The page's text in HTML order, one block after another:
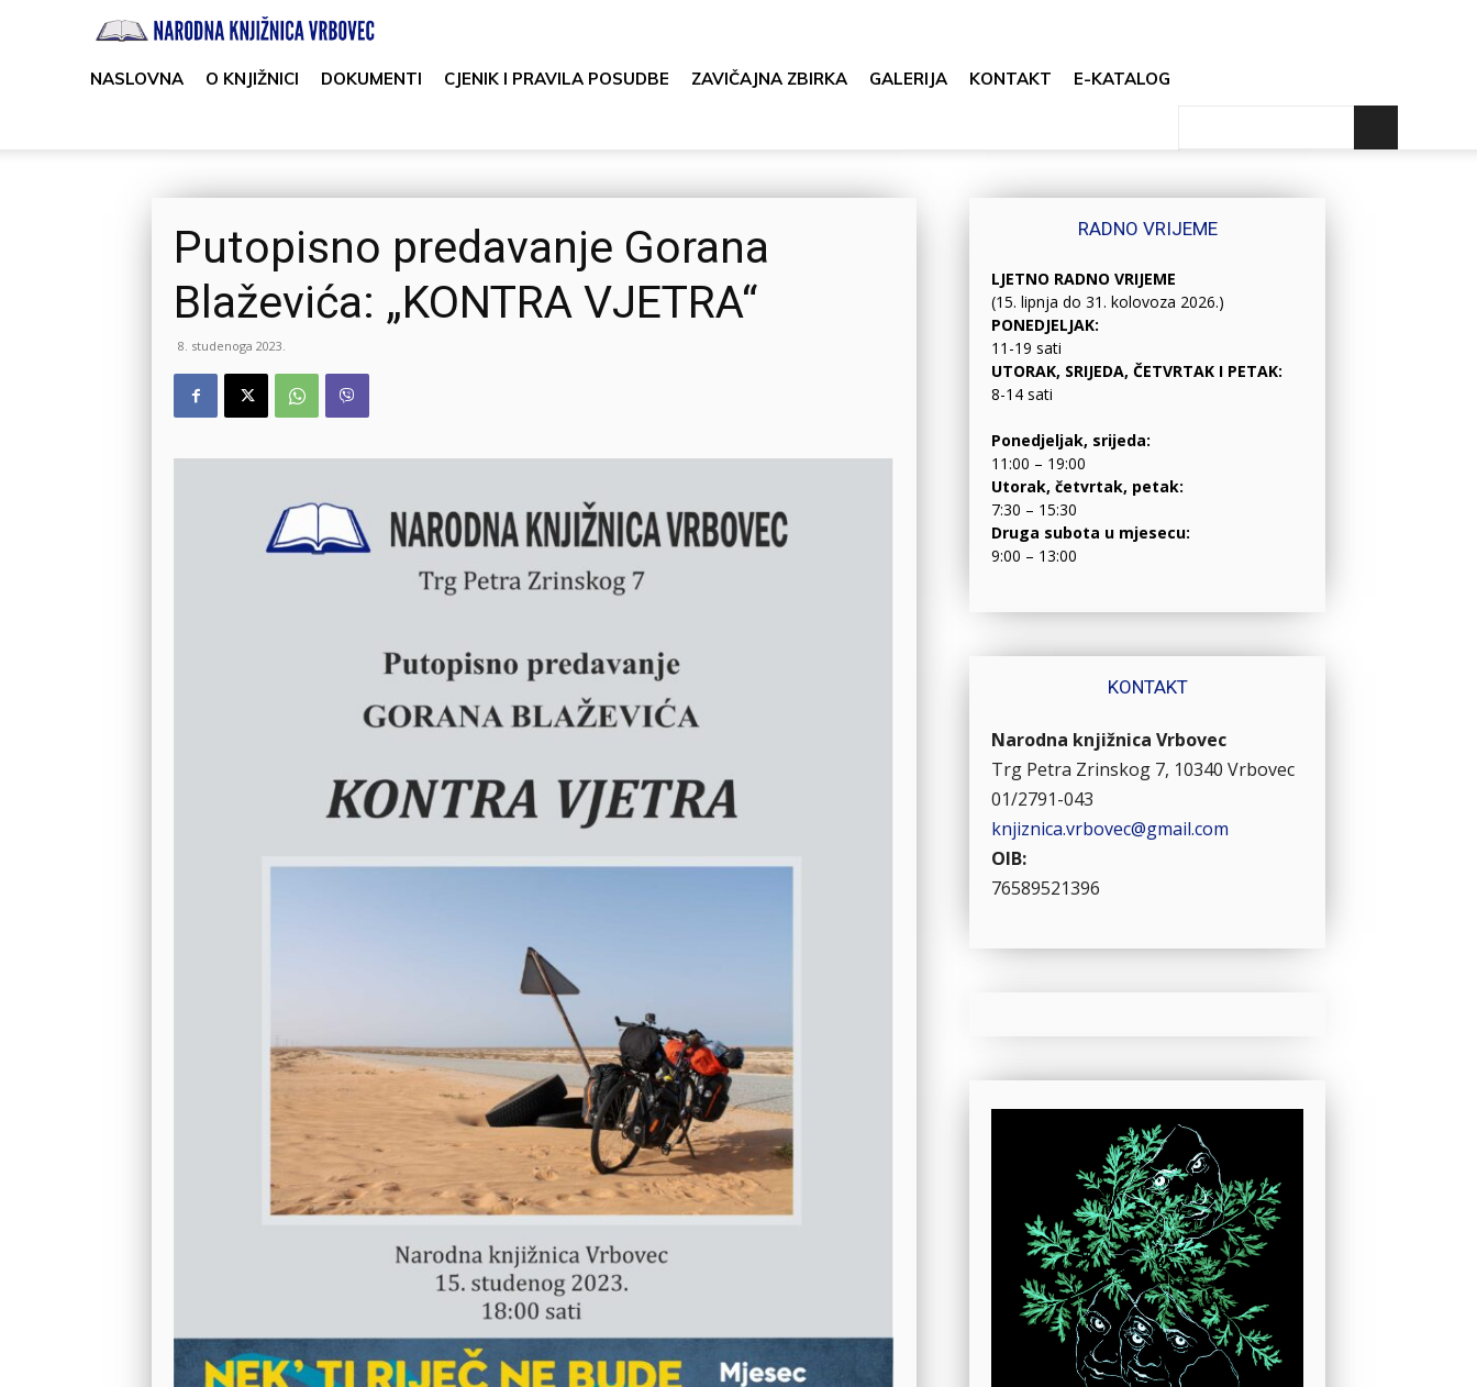
knjižnica
NASLOVNA O KNJIŽNICI DOKUMENTI CJENIK I PRAVILA POSUDBE ZAVIČAJNA ZBIRKA GALERIJA KONTAKT E-KATALOG
Putopisno predavanje Gorana
Blaževića: „KONTRA VJETRA“
8. studenoga 2023.
RADNO VRIJEME
LJETNO RADNO VRIJEME
(15. lipnja do 31. kolovoza 2026.)
PONEDJELJAK:
11-19 sati
UTORAK, SRIJEDA, ČETVRTAK I PETAK:
8-14 sati
Ponedjeljak, srijeda:
11:00 – 19:00
Utorak, četvrtak, petak:
7:30 – 15:30
Druga subota u mjesecu:
9:00 – 13:00
KONTAKT
Narodna knjižnica Vrbovec
Trg Petra Zrinskog 7, 10340 Vrbovec
01/2791-043
knjiznica.vrbovec@gmail.com
OIB:
76589521396